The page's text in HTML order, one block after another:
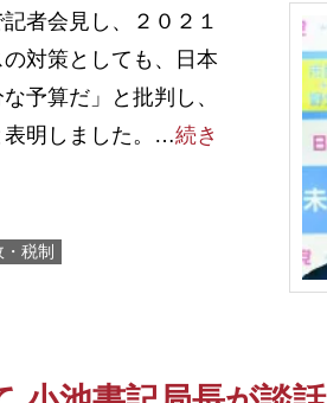
者会見し、２０２１
対策としても、日本
予算だ」と批判し、
表明しました。…続き
・税制